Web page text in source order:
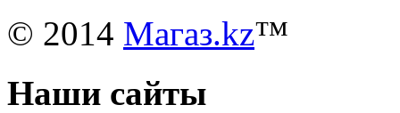
© 2014 Магаз.kz™
Наши сайты